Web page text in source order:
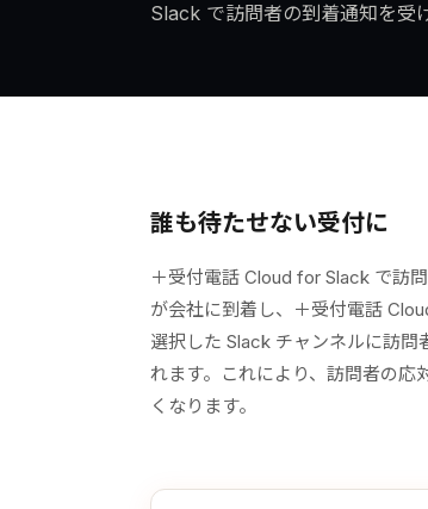
Slack で訪問者の到着通知を受
誰も待たせない受付に
＋受付電話 Cloud for Slack で訪
が会社に到着し、＋受付電話
選択した Slack チャンネルに訪
れます。これにより、訪問者の応
くなります。